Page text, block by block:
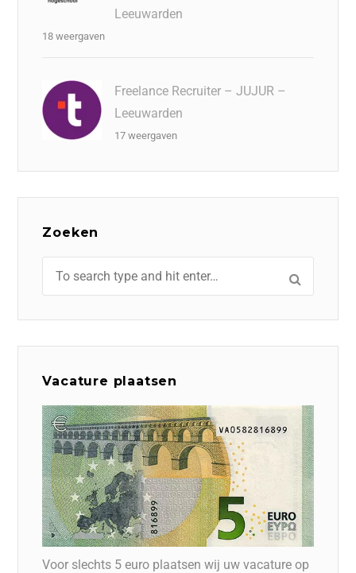
Leeuwarden
18 weergaven
Freelance Recruiter – JUJUR –
Leeuwarden
17 weergaven
Zoeken
Vacature plaatsen
Voor slechts 5 euro plaatsen wij uw vacature op